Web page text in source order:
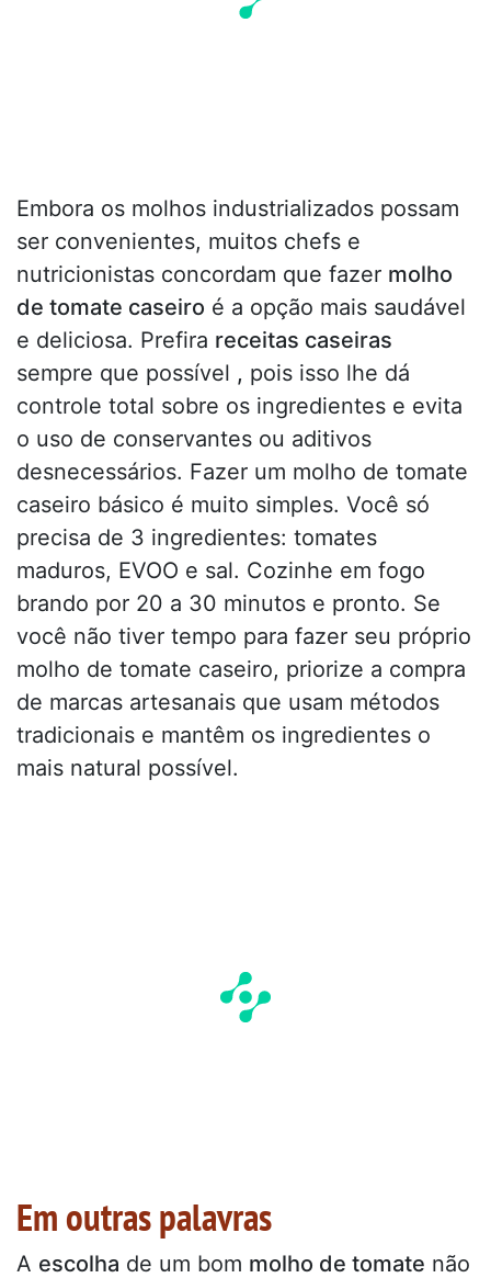
Embora os molhos industrializados possam
ser convenientes, muitos chefs e
nutricionistas concordam que fazer molho
de tomate caseiro é a opção mais saudável
e deliciosa. Prefira receitas caseiras
sempre que possível , pois isso lhe dá
controle total sobre os ingredientes e evita
o uso de conservantes ou aditivos
desnecessários. Fazer um molho de tomate
caseiro básico é muito simples. Você só
precisa de 3 ingredientes: tomates
maduros, EVOO e sal. Cozinhe em fogo
brando por 20 a 30 minutos e pronto. Se
você não tiver tempo para fazer seu próprio
molho de tomate caseiro, priorize a compra
de marcas artesanais que usam métodos
tradicionais e mantêm os ingredientes o
mais natural possível.
Em outras palavras
A escolha de um bom molho de tomate não